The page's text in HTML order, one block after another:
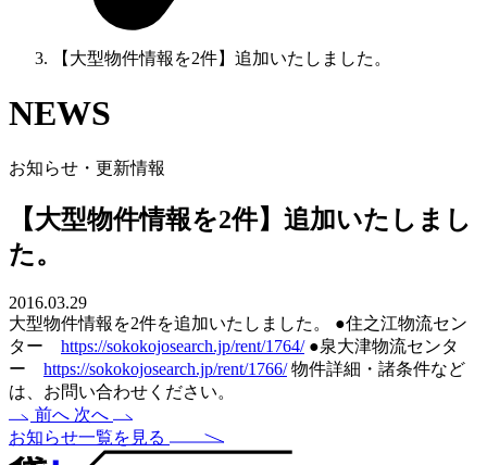
【大型物件情報を2件】追加いたしました。
NEWS
お知らせ・更新情報
【大型物件情報を2件】追加いたしまし
た。
2016.03.29
大型物件情報を2件を追加いたしました。 ●住之江物流セン
ター https://sokokojosearch.jp/rent/1764/●泉大津物流センタ
ー https://sokokojosearch.jp/rent/1766/物件詳細・諸条件など
は、お問い合わせください。
前へ 次へ
お知らせ一覧を見る